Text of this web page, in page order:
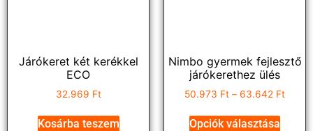
Járókeret két kerékkel
ECO
32.969 Ft
Kosárba teszem
Nimbo gyermek fejlesztő
járókerethez ülés
50.973 Ft – 63.642 Ft
Opciók választása